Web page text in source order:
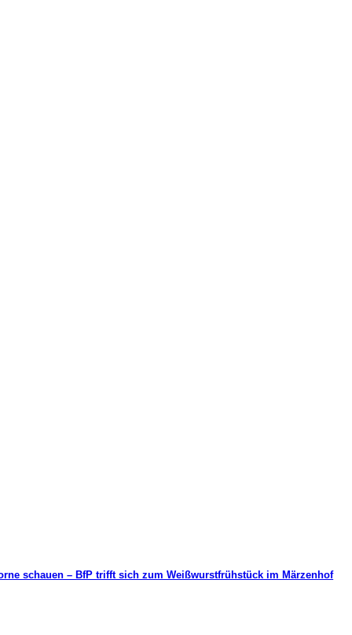
schauen – BfP trifft sich zum Weißwurstfrühstück im Märzenhof